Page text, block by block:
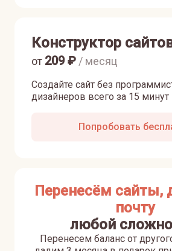
Конструктор
Создайте сайт без
дизайнеров всего за 15 минут
от 209₽ / месяц
Попробовать
Перенесём сайты,
почту
любой
Перенесем баланс от